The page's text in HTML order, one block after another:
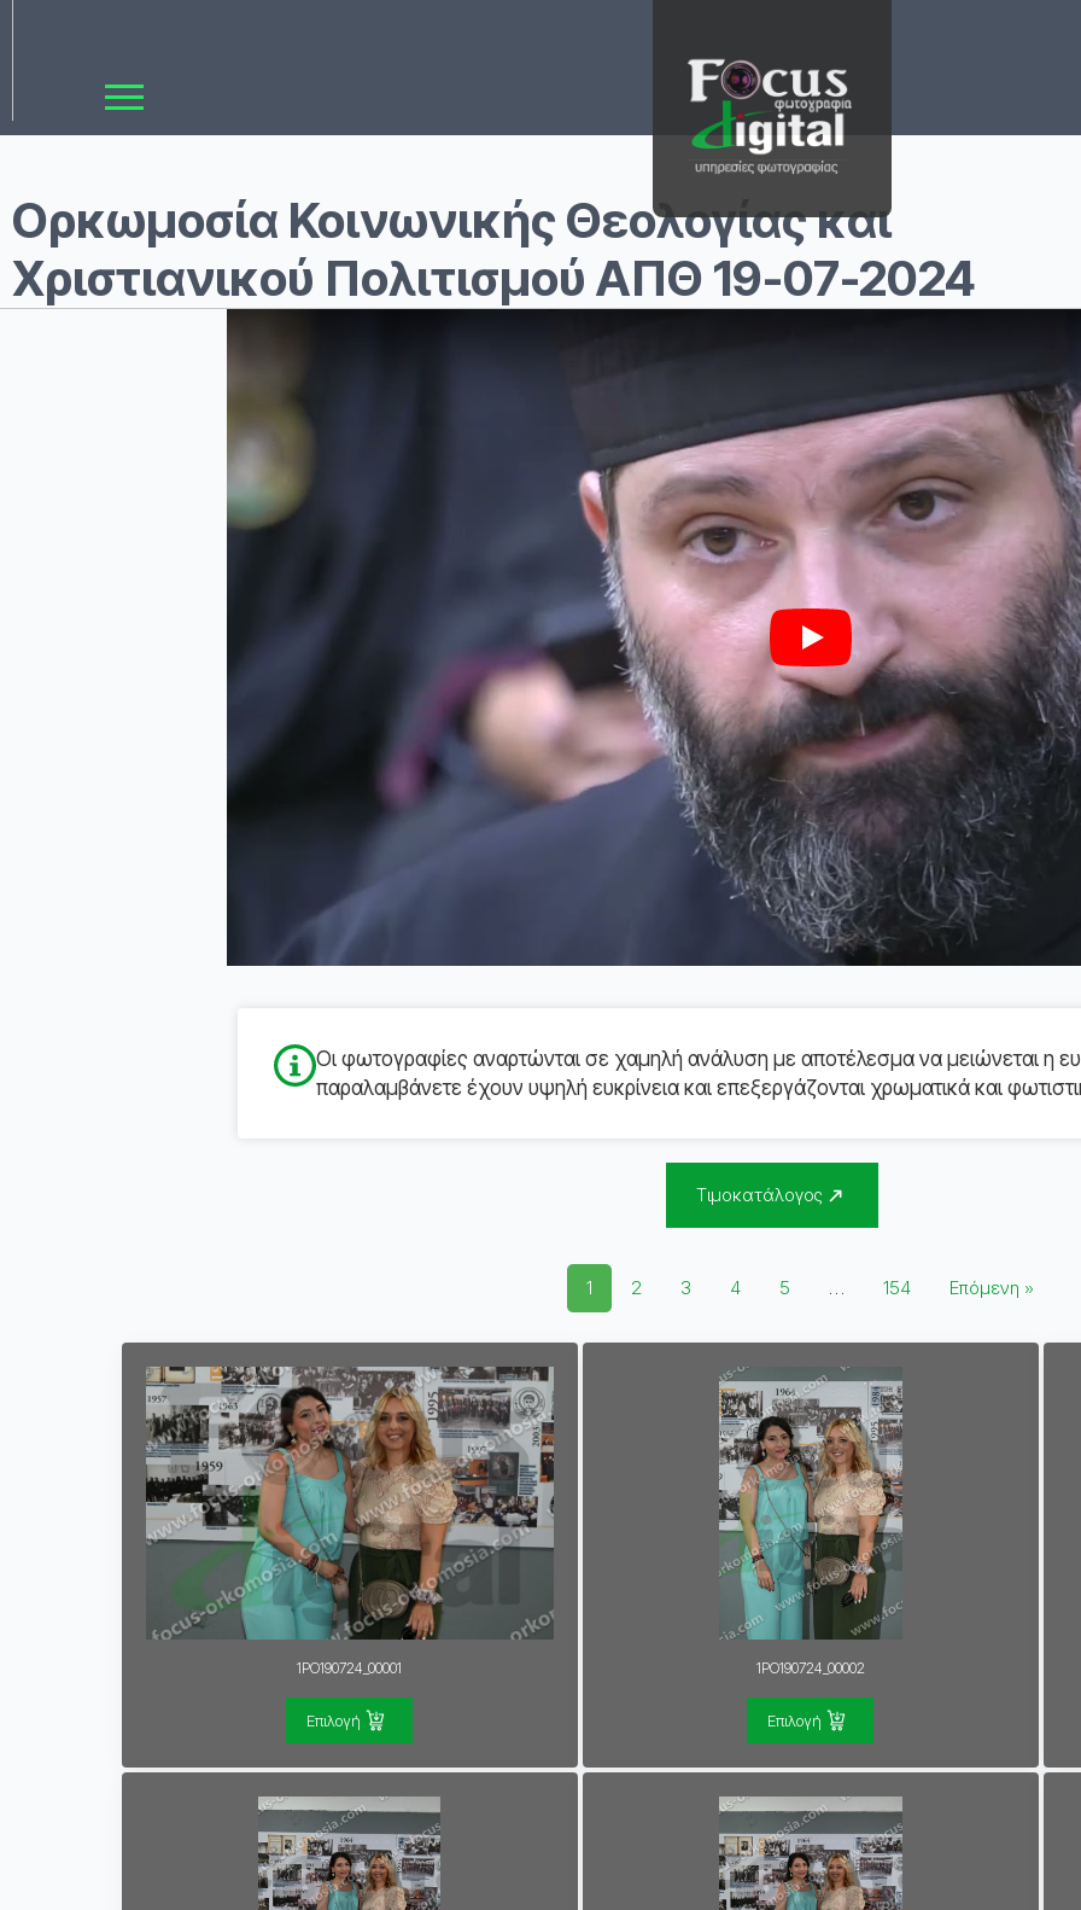
Ορκωμοσία Κοινωνικής Θεολογίας και
Χριστιανικού Πολιτισμού ΑΠΘ 19-07-2024
Play
Οι φωτογραφίες αναρτώνται σε χαμηλή ανάλυση με αποτέλεσμα να μειώνεται η
παραλαμβάνετε έχουν υψηλή ευκρίνεια και επεξεργάζονται χρωματικά και
Τιμοκατάλογος
1 2 3 4 5 … 154 Επόμενη »
1PO190724_00001
Επιλογή
1PO190724_00002
Επιλογή